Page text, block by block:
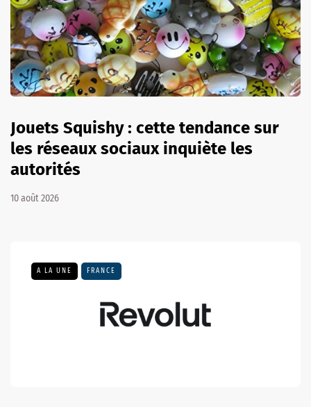
Jouets Squishy : cette tendance sur
les réseaux sociaux inquiète les
autorités
10 août 2026
A LA UNE FRANCE